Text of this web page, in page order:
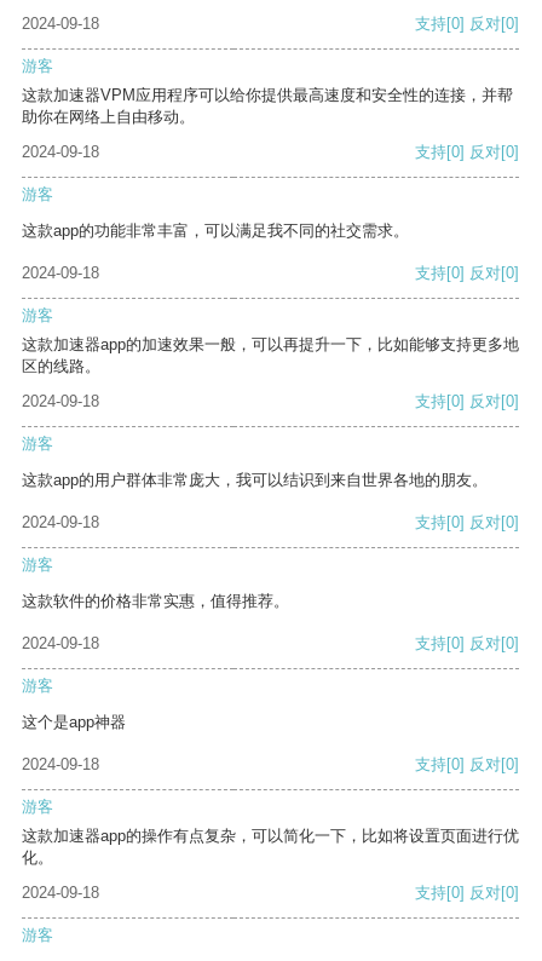
2024-09-18
支持[0] 反对[0]
游客
这款加速器VPM应用程序可以给你提供最高速度和安全性的连接，并帮
助你在网络上自由移动。
2024-09-18
支持[0] 反对[0]
游客
这款app的功能非常丰富，可以满足我不同的社交需求。
2024-09-18 支持[0] 反对[0]
游客
这款加速器app的加速效果一般，可以再提升一下，比如能够支持更多地
区的线路。
2024-09-18
支持[0] 反对[0]
游客
这款app的用户群体非常庞大，我可以结识到来自世界各地的朋友。
2024-09-18 支持[0] 反对[0]
游客
这款软件的价格非常实惠，值得推荐。
2024-09-18 支持[0] 反对[0]
游客
这个是app神器
2024-09-18 支持[0] 反对[0]
游客
这款加速器app的操作有点复杂，可以简化一下，比如将设置页面进行优
化。
2024-09-18
支持[0] 反对[0]
游客